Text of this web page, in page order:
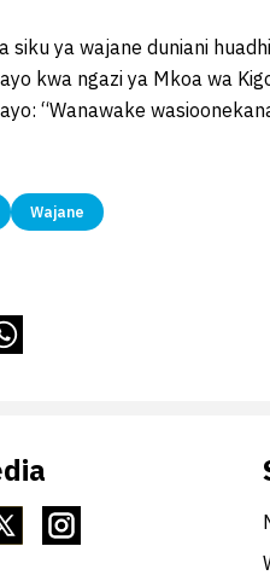
siku ya wajane duniani
kwa ngazi ya Mkoa wa
“Wanawake
Wajane